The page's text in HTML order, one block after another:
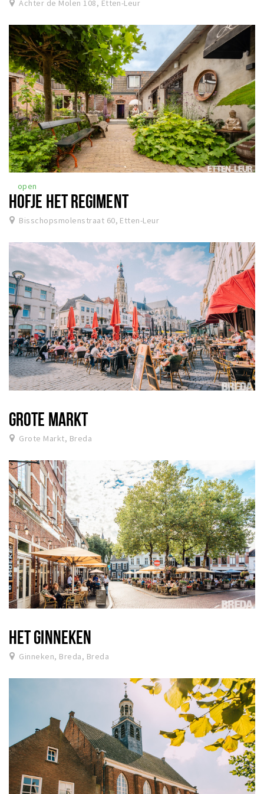
Achter de Molen 108, Etten-Leur
open
HOFJE HET REGIMENT
Bisschopsmolenstraat 60, Etten-Leur
GROTE MARKT
Grote Markt, Breda
HET GINNEKEN
Ginneken, Breda, Breda